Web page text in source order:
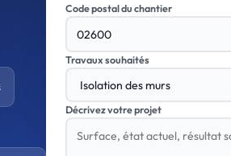
Code postal du chantier
Travaux souhaités
Décrivez votre projet